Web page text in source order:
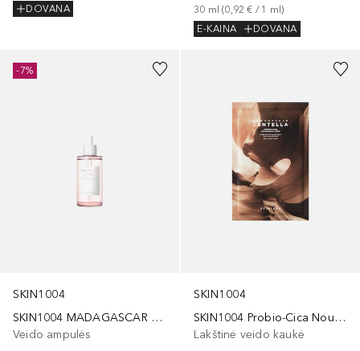
DOVANA
30 ml (0,92 € / 1 ml)
E-KAINA
DOVANA
SKIN1004
SKIN1004 MADAGASCAR CENTELLA POREMIZING FRESH AMPOULE 100ml
Veido ampulės
-7%
SKIN1004
SKIN1004 Probio-Cica Nourishing Mask
Lakštinė veido kaukė